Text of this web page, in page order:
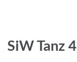
SiW Tanz 4